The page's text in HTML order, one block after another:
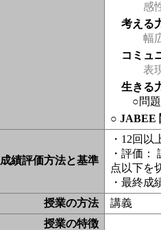
感
考える
幅
コミュ
表
生きる
○問
○ JABEE
成績評価方法と基準
・12回
・評価：
点以下を
・最終成
授業の方法
講義
授業の特徴